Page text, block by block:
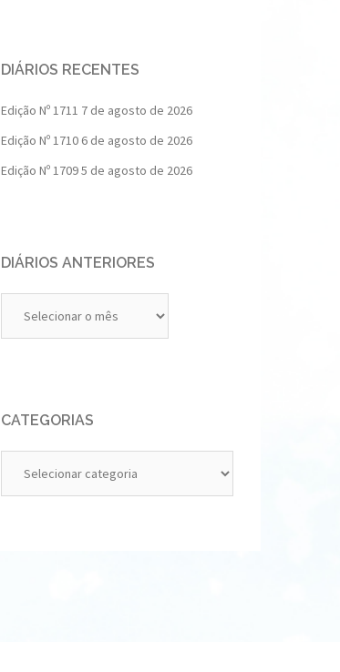
DIÁRIOS RECENTES
Edição Nº 1711 7 de agosto de 2026
Edição Nº 1710 6 de agosto de 2026
Edição Nº 17095 de agosto de 2026
DIÁRIOS ANTERIORES
Anteriores
CATEGORIAS